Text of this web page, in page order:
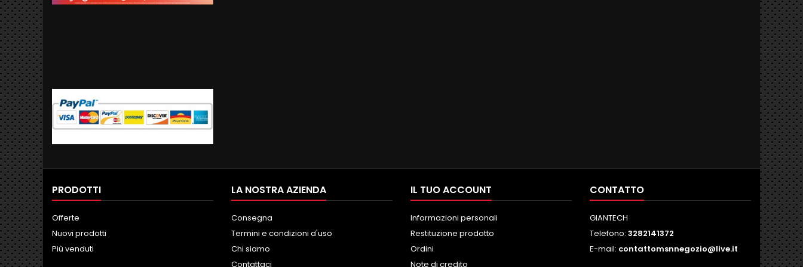
PRODOTTI
Offerte
Nuovi prodotti
Più venduti
LA NOSTRA AZIENDA
Consegna
Termini e condizioni d'uso
Chi siamo
Contattaci
IL TUO ACCOUNT
Informazioni personali
Restituzione prodotto
Ordini
Note di credito
CONTATTO
GIANTECH
Telefono: 3282141372
E-mail: contattomsnnegozio@live.it